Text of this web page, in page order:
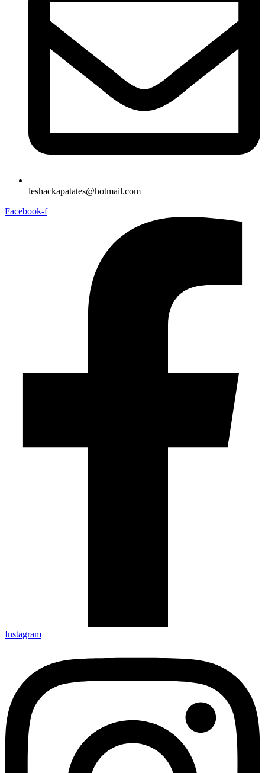
leshackapatates@hotmail.com
Facebook-f
Instagram